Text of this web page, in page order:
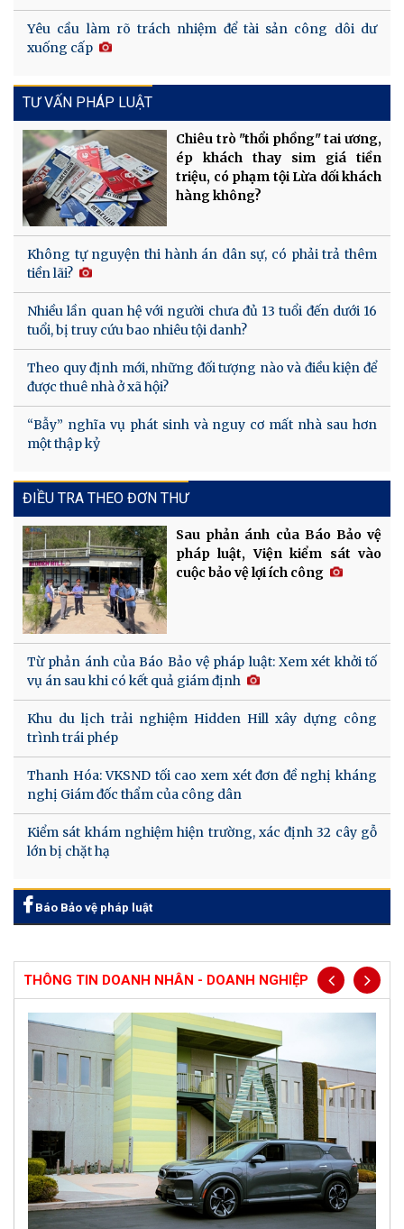
Yêu cầu làm rõ trách nhiệm để tài sản công dôi dư
xuống cấp
TƯ VẤN PHÁP LUẬT
Chiêu trò "thổi phồng" tai ương,
ép khách thay sim giá tiền
triệu, có phạm tội Lừa dối khách
hàng không?
Không tự nguyện thi hành án dân sự, có phải trả thêm
tiền lãi?
Nhiều lần quan hệ với người chưa đủ 13 tuổi đến dưới 16
tuổi, bị truy cứu bao nhiêu tội danh?
Theo quy định mới, những đối tượng nào và điều kiện để
được thuê nhà ở xã hội?
“Bẫy” nghĩa vụ phát sinh và nguy cơ mất nhà sau hơn
một thập kỷ
ĐIỀU TRA THEO ĐƠN THƯ
Sau phản ánh của Báo Bảo vệ
pháp luật, Viện kiểm sát vào
cuộc bảo vệ lợi ích công
Từ phản ánh của Báo Bảo vệ pháp luật: Xem xét khởi tố
vụ án sau khi có kết quả giám định
Khu du lịch trải nghiệm Hidden Hill xây dựng công
trình trái phép
Thanh Hóa: VKSND tối cao xem xét đơn đề nghị kháng
nghị Giám đốc thẩm của công dân
Kiểm sát khám nghiệm hiện trường, xác định 32 cây gỗ
lớn bị chặt hạ
Báo Bảo vệ pháp luật
THÔNG TIN DOANH NHÂN - DOANH NGHIỆP